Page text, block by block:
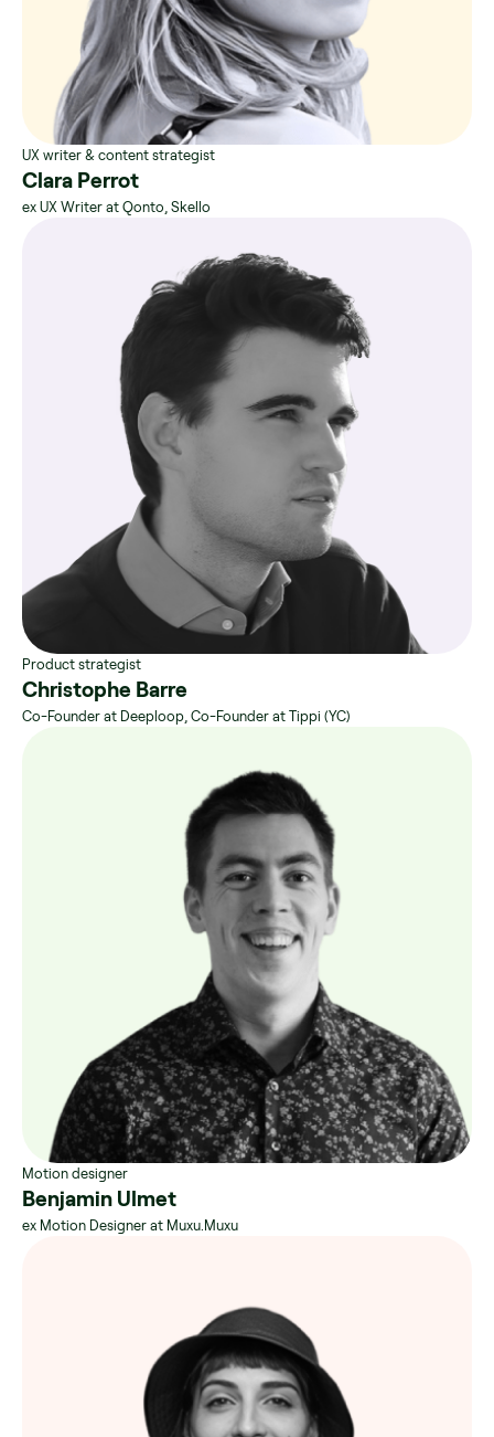
UX writer & content strategist
Clara Perrot
ex UX Writer at Qonto, Skello
Product strategist
Christophe Barre
Co-Founder at Deeploop, Co-Founder at Tippi (YC)
Motion designer
Benjamin Ulmet
ex Motion Designer at Muxu.Muxu